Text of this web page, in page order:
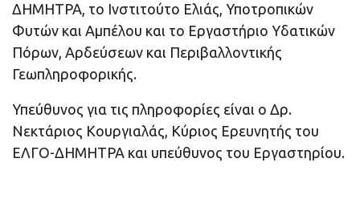
ΔΗΜΗΤΡΑ, το Ινστιτούτο Ελιάς, Υποτροπικών
Φυτών και Αμπέλου και το Εργαστήριο Υδατικών
Πόρων, Αρδεύσεων και Περιβαλλοντικής
Γεωπληροφορικής.
Υπεύθυνος για τις πληροφορίες είναι ο Δρ.
Νεκτάριος Κουργιαλάς, Κύριος Ερευνητής του
ΕΛΓΟ-ΔΗΜΗΤΡΑ και υπεύθυνος του Εργαστηρίου.